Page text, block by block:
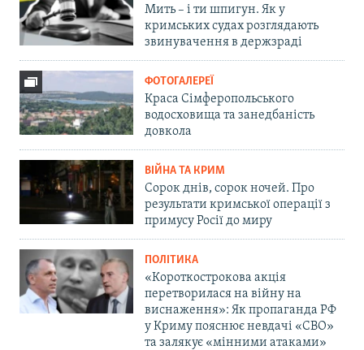
Мить – і ти шпигун. Як у
кримських судах розглядають
звинувачення в держзраді
ФОТОГАЛЕРЕЇ
Краса Сімферопольського
водосховища та занедбаність
довкола
ВІЙНА ТА КРИМ
Сорок днів, сорок ночей. Про
результати кримської операції з
примусу Росії до миру
ПОЛІТИКА
«Короткострокова акція
перетворилася на війну на
виснаження»: Як пропаганда РФ
у Криму пояснює невдачі «СВО»
та залякує «мінними атаками»